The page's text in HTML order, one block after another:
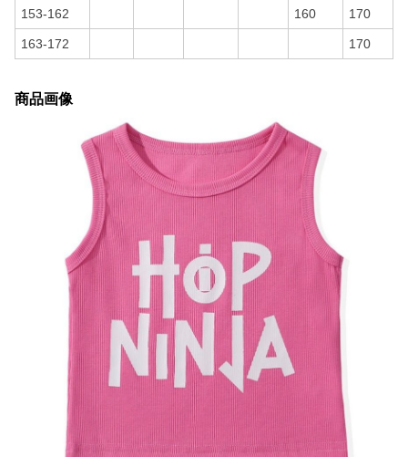
153-162 160 170
163-172 170
商品画像